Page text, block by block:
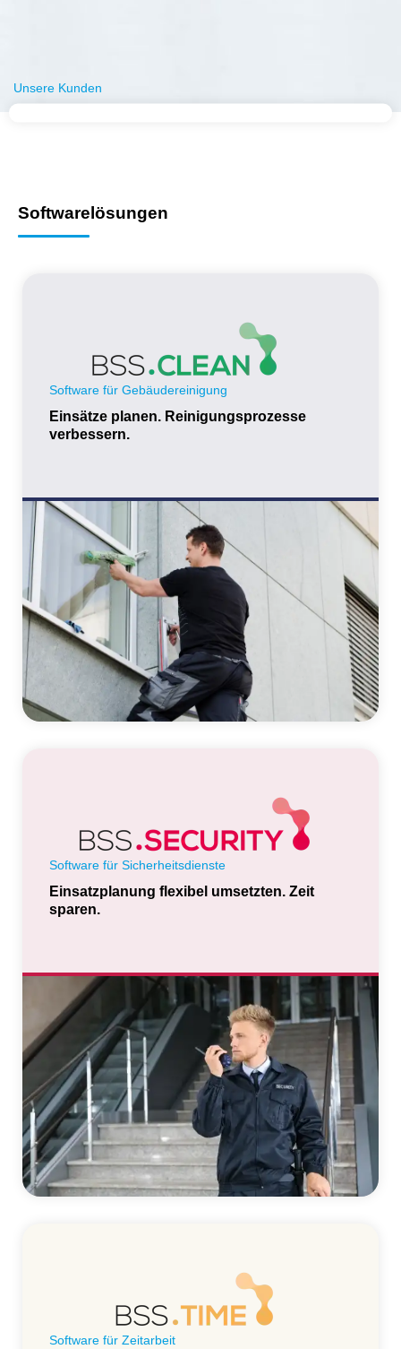
Unsere Kunden
Softwarelösungen
Software für Gebäudereinigung
Einsätze planen. Reinigungsprozesse
verbessern.
Software für Sicherheitsdienste
Einsatzplanung flexibel umsetzten. Zeit
sparen.
Software für Zeitarbeit